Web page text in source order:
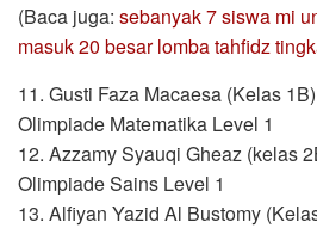
(Baca juga: sebanyak 7 siswa mi
masuk 20 besar lomba tahfidz
11. Gusti Faza Macaesa (Kelas
Olimpiade Matematika Level 1
12. Azzamy Syauqi Gheaz (kelas
Olimpiade Sains Level 1
13. Alfiyan Yazid Al Bustomy